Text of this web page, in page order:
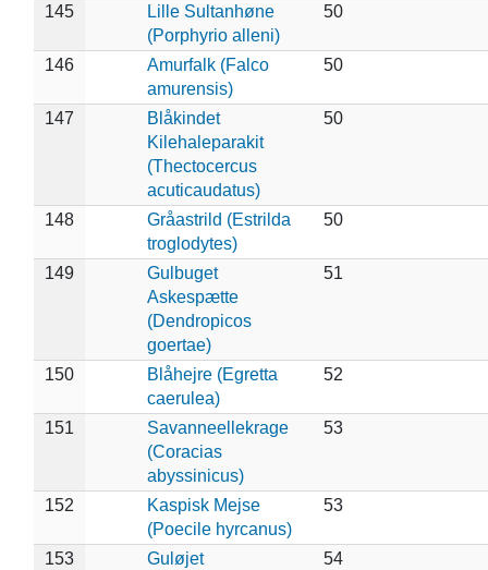
145
Lille Sultanhøne
(Porphyrio alleni)
50
146
Amurfalk (Falco
amurensis)
50
147
Blåkindet
Kilehaleparakit
(Thectocercus
acuticaudatus)
50
148
Gråastrild (Estrilda
troglodytes)
50
149
Gulbuget
Askespætte
(Dendropicos
goertae)
51
150
Blåhejre (Egretta
caerulea)
52
151
Savanneellekrage
(Coracias
abyssinicus)
53
152
Kaspisk Mejse
(Poecile hyrcanus)
53
153 Guløjet 54